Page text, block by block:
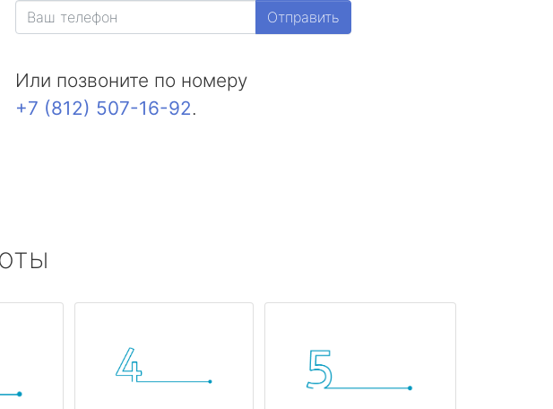
Отправить
Или позвоните по номеру
+7 (812) 507-16-92.